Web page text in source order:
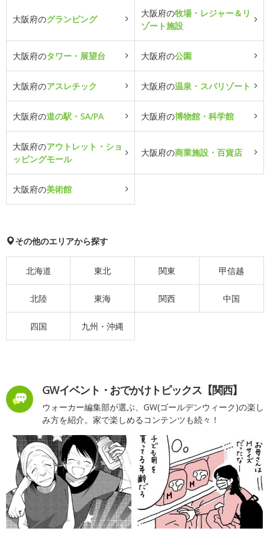
大阪府のグランピング
大阪府の牧場・レジャー＆リ
ゾート施設
大阪府のタワー・展望台 大阪府の公園
大阪府のアスレチック 大阪府の温泉・スパリゾート
大阪府の道の駅・SA/PA 大阪府の博物館・科学館
大阪府のアウトレット・ショ
ッピングモール
大阪府の商業施設・百貨店
大阪府の美術館
その他のエリアから探す
北海道 東北 関東 甲信越
北陸 東海 関西 中国
四国 九州・沖縄
GWイベント・おでかけトピックス【関西】
ウォーカー編集部が選ぶ、GW(ゴールデンウィーク)の楽し
み方を紹介。家で楽しめるコンテンツも続々！